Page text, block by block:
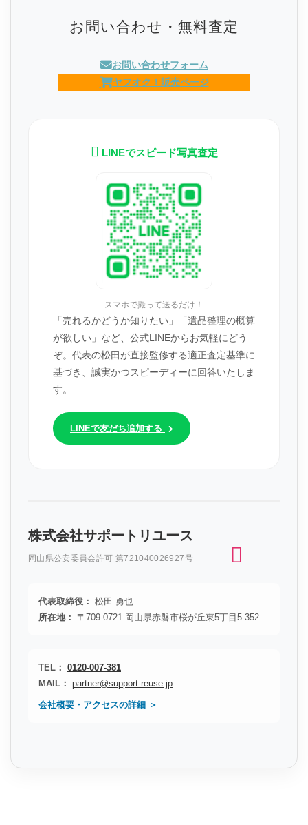
お問い合わせ・無料査定
お問い合わせフォーム
ヤフオク！販売ページ
LINEでスピード写真査定
スマホで撮って送るだけ！
「売れるかどうか知りたい」「遺品整理の概算
が欲しい」など、公式LINEからお気軽にどう
ぞ。代表の松田が直接監修する適正査定基準に
基づき、誠実かつスピーディーに回答いたしま
す。
LINEで友だち追加する
株式会社サポートリユース
岡山県公安委員会許可 第721040026927号
代表取締役： 松田 勇也
所在地：
〒709-0721 岡山県赤磐市桜が丘東5丁目5-352
TEL： 0120-007-381
MAIL： partner@support-reuse.jp
会社概要・アクセスの詳細 ＞